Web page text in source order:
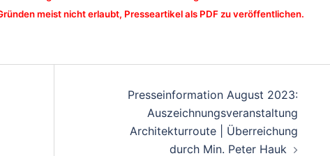
meist nicht erlaubt, Presseartikel als PDF zu veröffentlichen.
Presseinformation August 2023:
Auszeichnungsveranstaltung
Architekturroute | Überreichung
durch Min. Peter Hauk